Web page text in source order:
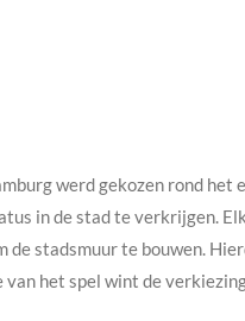
werd gekozen rond het
in de stad te verkrijgen.
stadsmuur te bouwen.
het spel wint de